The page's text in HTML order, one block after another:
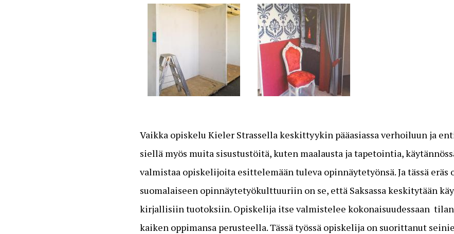
Vaikka opiskelu Kieler Strassella keskittyykin pääasiassa verhoiluun ja
siellä myös muita sisustustöitä, kuten maalausta ja tapetointia,
valmistaa opiskelijoita esittelemään tuleva opinnäytetyönsä. Ja tässä eräs
suomalaiseen opinnäytetyökulttuuriin on se, että Saksassa keskitytään
kirjallisiin tuotoksiin. Opiskelija itse valmistelee kokonaisuudessaan
kaiken oppimansa perusteella. Tässä työssä opiskelija on suorittanut